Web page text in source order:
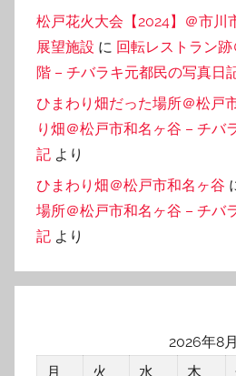
松戸花火大会【2024】＠市川
展望施設 に 回転レストラン
階 – チバラキ元都民の写真日
ひまわり畑だった場所＠松戸
り畑＠松戸市和名ヶ谷 – チバ
記 より
ひまわり畑＠松戸市和名ヶ谷
場所＠松戸市和名ヶ谷 – チバ
記 より
2026年8月
月
火 水 木